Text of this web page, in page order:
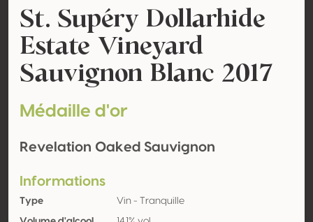
St. Supéry Dollarhide
Estate Vineyard
Sauvignon Blanc 2017
Médaille d'or
Revelation Oaked Sauvignon
Informations
Type Vin - Tranquille